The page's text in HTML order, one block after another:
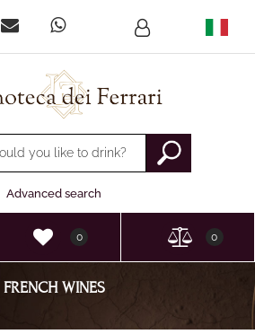
automatically updates the other
Advanced search
0 0
FRENCH WINES